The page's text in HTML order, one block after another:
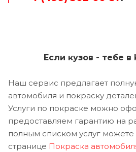
Если кузов - тебе в
Наш сервис предлагает
автомобиля и покраску
Услуги по покраске можно
предоставляем гарантию на
полным списком услуг можете
странице Покраска